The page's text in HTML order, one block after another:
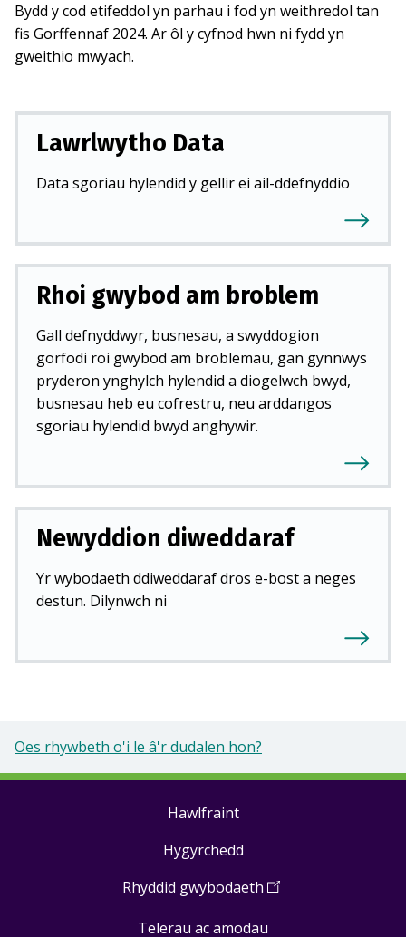
Bydd y cod etifeddol yn parhau i fod yn weithredol tan
fis Gorffennaf 2024. Ar ôl y cyfnod hwn ni fydd yn
gweithio mwyach.
Lawrlwytho Data
Data sgoriau hylendid y gellir ei ail-ddefnyddio
Rhoi gwybod am broblem
Gall defnyddwyr, busnesau, a swyddogion
gorfodi roi gwybod am broblemau, gan gynnwys
pryderon ynghylch hylendid a diogelwch bwyd,
busnesau heb eu cofrestru, neu arddangos
sgoriau hylendid bwyd anghywir.
Newyddion diweddaraf
Yr wybodaeth ddiweddaraf dros e-bost a neges
destun. Dilynwch ni
Oes rhywbeth o'i le â'r dudalen hon?
Hawlfraint
Hygyrchedd
Rhyddid gwybodaeth (Open
a
Telerau ac amodau